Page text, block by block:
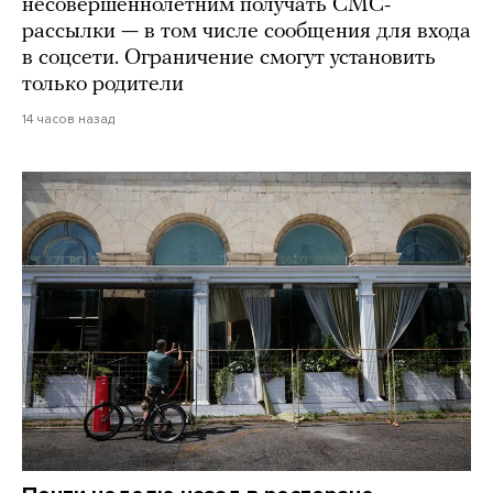
несовершеннолетним получать СМС-
рассылки — в том числе сообщения для входа
в соцсети. Ограничение смогут установить
только родители
14 часов назад